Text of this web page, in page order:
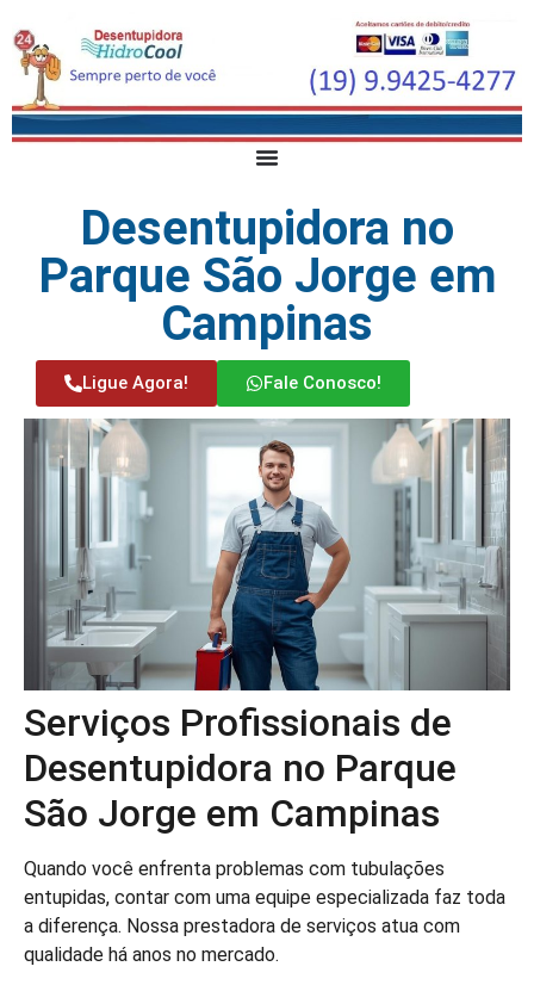
Desentupidora no
Parque São Jorge em
Campinas
Ligue Agora! Fale Conosco!
Serviços Profissionais de
Desentupidora no Parque
São Jorge em Campinas
Quando você enfrenta problemas com tubulações
entupidas, contar com uma equipe especializada faz toda
a diferença. Nossa prestadora de serviços atua com
qualidade há anos no mercado.